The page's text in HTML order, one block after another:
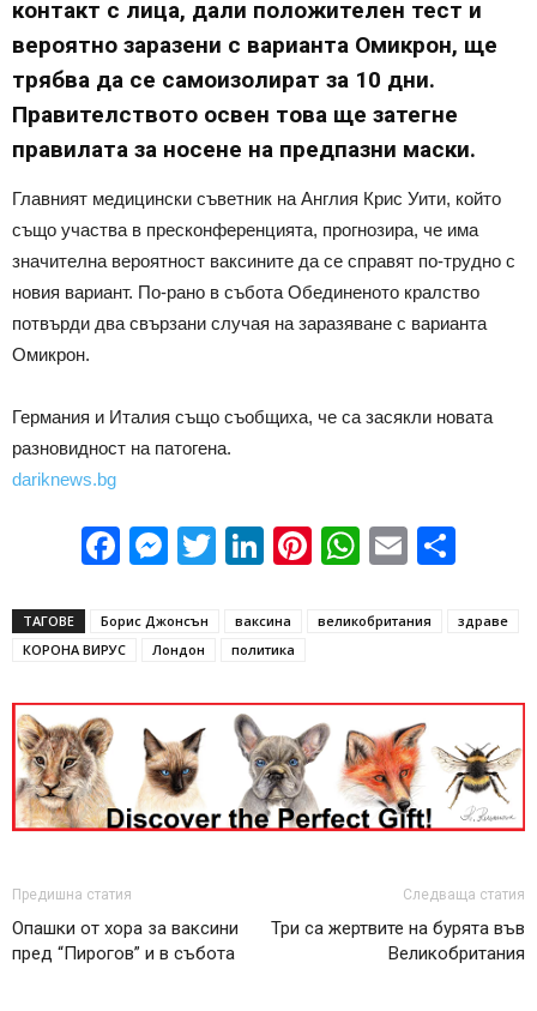
контакт с лица, дали положителен тест и
вероятно заразени с варианта Омикрон, ще
трябва да се самоизолират за 10 дни.
Правителството освен това ще затегне
правилата за носене на предпазни маски.
Главният медицински съветник на Англия Крис Уити, който
също участва в пресконференцията, прогнозира, че има
значителна вероятност ваксините да се справят по-трудно с
новия вариант. По-рано в събота Обединеното кралство
потвърди два свързани случая на заразяване с варианта
Омикрон.
Германия и Италия също съобщиха, че са засякли новата
разновидност на патогена.
dariknews.bg
Facebook
Messenger
Twitter
LinkedIn
Pinterest
WhatsApp
Email
ТАГОВЕ Борис Джонсън ваксина великобритания
здраве
КОРОНА ВИРУС
Лондон политика
Предишна статия
Опашки от хора за ваксини
пред “Пирогов” и в събота
Следваща статия
Три са жертвите на бурята във
Великобритания